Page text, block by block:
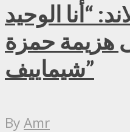
“أنا الوحيد
هزيمة حمزة
شيماييف”
ByAmr